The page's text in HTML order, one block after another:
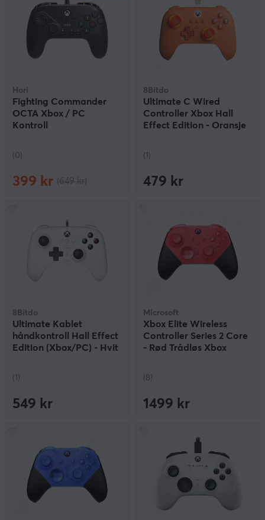
Hori
Fighting Commander
OCTA Xbox / PC
Kontroll
(0)
399 kr
8Bitdo
Ultimate C Wired
Controller Xbox Hall
Effect Edition - Oransje
(1)
479 kr
8Bitdo
Ultimate Kablet
håndkontroll Hall Effect
Edition (Xbox/PC) - Hvit
(1)
549 kr
Microsoft
Xbox Elite Wireless
Controller Series 2 Core
- Rød Trådløs Xbox
(8)
1499 kr